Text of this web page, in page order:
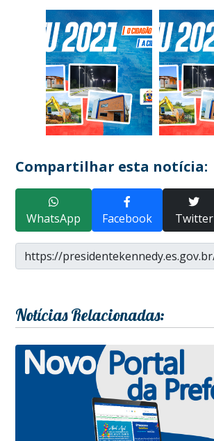
Compartilhar esta notícia:
WhatsApp Facebook Twitter
Notícias Relacionadas: